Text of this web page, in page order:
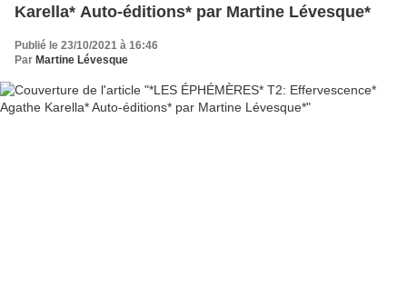
Karella* Auto-éditions* par Martine Lévesque*
Publié le 23/10/2021 à 16:46
Par Martine Lévesque